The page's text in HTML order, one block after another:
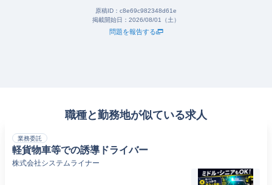
原稿ID： c8e69c982348d61e
掲載開始日： 2026/08/01（土）
問題を報告する
職種と勤務地が似ている求人
業務委託
軽貨物車等での誘導ドライバー
株式会社システムライナー